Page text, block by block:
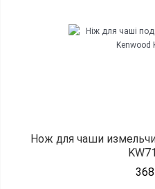
Нож для чаши
368